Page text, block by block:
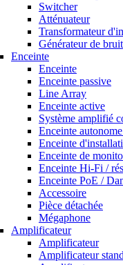
Switcher
Atténuateur
Transformateur
Générateur de bruit
Enceinte
Enceinte
Enceinte passive
Line Array
Enceinte active
Système amplifié
Enceinte
Enceinte
Enceinte de
Enceinte Hi-Fi /
Enceinte PoE /
Accessoire
Pièce détachée
Mégaphone
Amplificateur
Amplificateur
Amplificateur